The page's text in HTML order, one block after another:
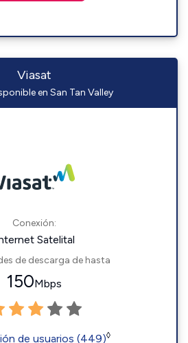
Viasat
en San Tan Valley
Conexión:
Satelital
de descarga de hasta
150Mbps
de usuarios (449)◊